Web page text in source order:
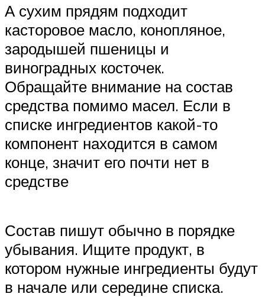
А сухим прядям подходит
касторовое масло, конопляное,
зародышей пшеницы и
виноградных косточек.
Обращайте внимание на состав
средства помимо масел. Если в
списке ингредиентов какой-то
компонент находится в самом
конце, значит его почти нет в
средстве
Состав пишут обычно в порядке
убывания. Ищите продукт, в
котором нужные ингредиенты будут
в начале или середине списка.